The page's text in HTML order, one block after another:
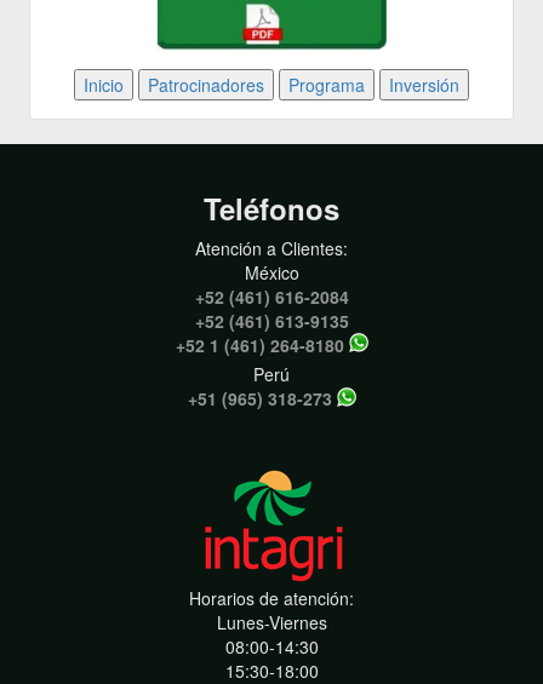
Teléfonos
Atención a Clientes:
México
+52 (461) 616-2084
+52 (461) 613-9135
+52 1 (461) 264-8180
Perú
+51 (965) 318-273
Horarios de atención:
Lunes-Viernes
08:00-14:30
15:30-18:00